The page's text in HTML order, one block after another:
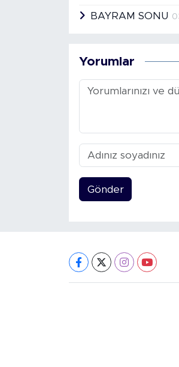
BAYRAM SONU
Yorumlar
Gönder